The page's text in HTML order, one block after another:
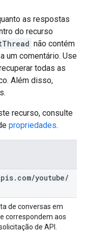
as respostas
do recurso
não contém
um comentário. Use
todas as
Além disso,
recurso, consulte
propriedades.
. com/youtube/
de conversas em
correspondem aos
de API.